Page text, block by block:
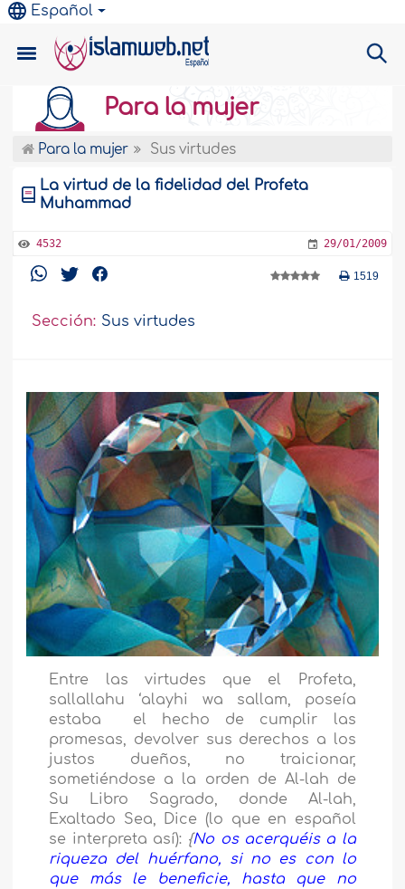
Español
Para la mujer
Para la mujer Sus virtudes
La virtud de la fidelidad del Profeta
Muhammad
4532 29/01/2009
1519
Sección: Sus virtudes
Entre las virtudes que el Profeta,
sallallahu ‘alayhi wa sallam, poseía
estaba el hecho de cumplir las
promesas, devolver sus derechos a los
justos dueños, no traicionar,
sometiéndose a la orden de Al-lah de
Su Libro Sagrado, donde Al-lah,
Exaltado Sea, Dice (lo que en español
se interpreta así): {No os acerquéis a la
riqueza del huérfano, si no es con lo
que más le beneficie, hasta que no